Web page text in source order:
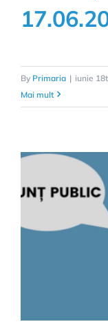
By Primaria | iunie
Mai mult